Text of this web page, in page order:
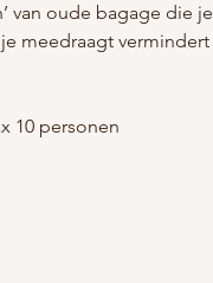
van oude bagage die je
meedraagt vermindert
10 personen